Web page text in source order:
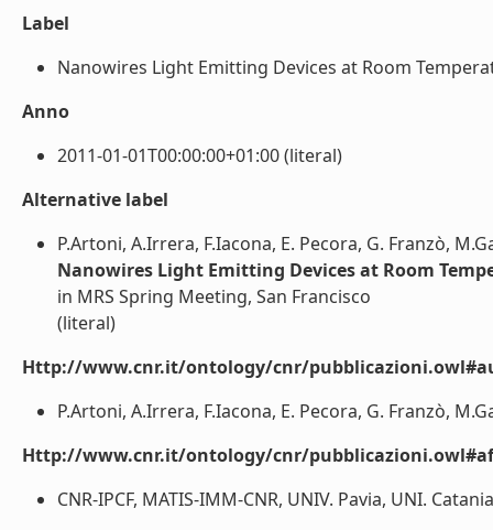
Label
Nanowires Light Emitting Devices at Room
Anno
2011-01-01T00:00:00+01:00 (literal)
Alternative label
P.Artoni, A.Irrera, F.Iacona, E. Pecora, G. Franzò,
Nanowires Light Emitting Devices at Room
in MRS Spring Meeting, San Francisco
(literal)
Http://www.cnr.it/ontology/cnr/
P.Artoni, A.Irrera, F.Iacona, E. Pecora, G. Franzò,
Http://www.cnr.it/ontology/cnr/
CNR-IPCF, MATIS-IMM-CNR, UNIV. Pavia, UNI.